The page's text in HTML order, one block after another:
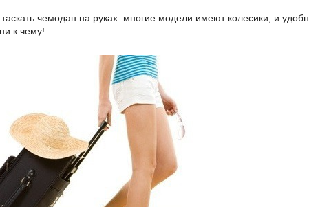
чемодан на руках: многие модели имеют колесики, и
к чему!